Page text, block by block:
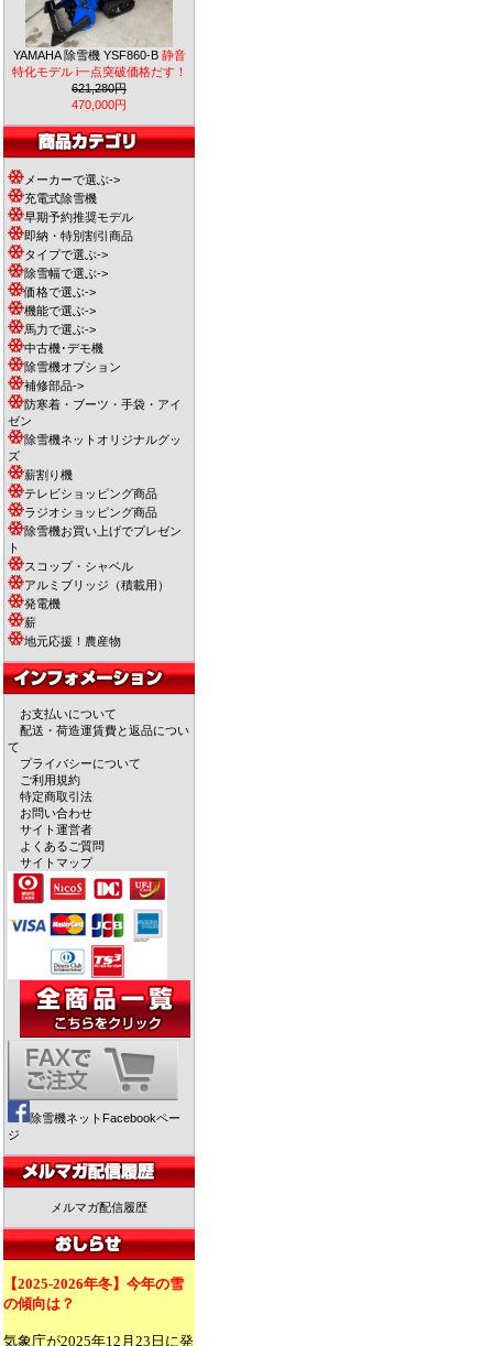
YAMAHA 除雪機 YSF860-B 静音
特化モデル i一点突破価格だす！
621,280円
470,000円
メーカーで選ぶ->
充電式除雪機
早期予約推奨モデル
即納・特別割引商品
タイプで選ぶ->
除雪幅で選ぶ->
価格で選ぶ->
機能で選ぶ->
馬力で選ぶ->
中古機･デモ機
除雪機オプション
補修部品->
防寒着・ブーツ・手袋・アイ
ゼン
除雪機ネットオリジナルグッ
ズ
薪割り機
テレビショッピング商品
ラジオショッピング商品
除雪機お買い上げでプレゼン
ト
スコップ・シャベル
アルミブリッジ（積載用）
発電機
薪
地元応援！農産物
お支払いについて
配送・荷造運賃費と返品につい
て
プライバシーについて
ご利用規約
特定商取引法
お問い合わせ
サイト運営者
よくあるご質問
サイトマップ
除雪機ネットFacebookペー
ジ
メルマガ配信履歴
【2025-2026年冬】今年の雪
の傾向は？
気象庁が2025年12月23日に発